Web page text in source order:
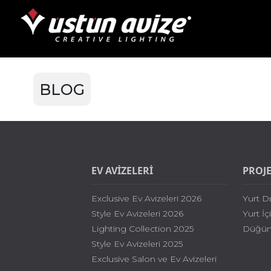
BLOG
EV AVİZELERİ
Exclusive Ev Avizeleri 2026
Style Ev Avizeleri 2026
Lighting Collection 2025
Style Ev Avizeleri 2025
Exclusive Salon ve Ev Avizeleri
Yurt
Yurt